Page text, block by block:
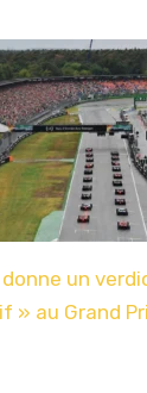
donne un
» au Grand